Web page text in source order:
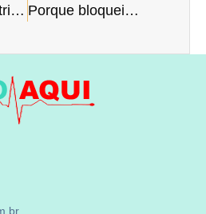
Porque biometria é importante na saúde? Porque bloqueios cardíacos ocorrem?